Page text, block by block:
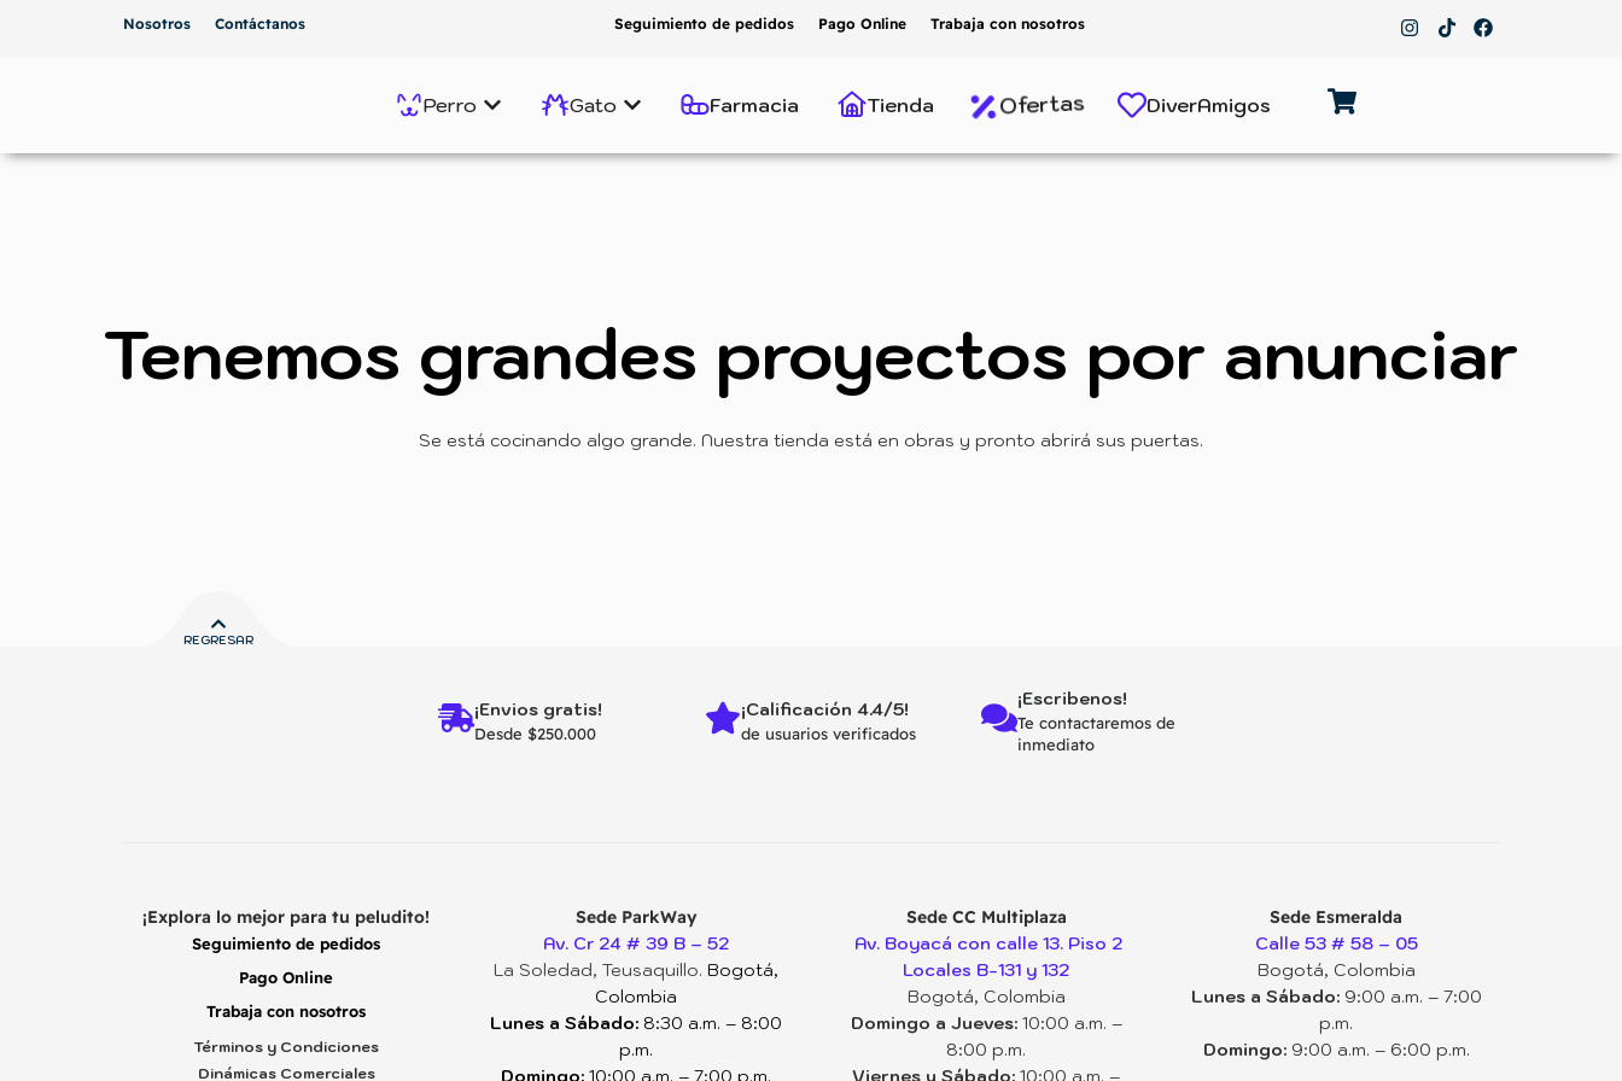
Nosotros Contáctanos Seguimiento de pedidos Pago Online Trabaja con nosotros
Perro Gato Farmacia Tienda Ofertas DiverAmigos
Tenemos grandes proyectos por anunciar
Se está cocinando algo grande. Nuestra tienda está en obras y pronto abrirá sus puertas.
REGRESAR
¡Envios gratis!
Desde $250.000
¡Calificación 4.4/5!
de usuarios verificados
¡Escribenos!
Te contactaremos de
inmediato
¡Explora lo mejor para tu peludito!
Seguimiento de pedidos
Pago Online
Trabaja con nosotros
Términos y Condiciones
Dinámicas Comerciales
Sede ParkWay
Av. Cr 24 # 39 B – 52
La Soledad, Teusaquillo. Bogotá,
Colombia
Lunes a Sábado: 8:30 a.m. – 8:00
p.m.
Domingo: 10:00 a.m. – 7:00 p.m.
Sede CC Multiplaza
Av. Boyacá con calle 13. Piso 2
Locales B-131 y 132
Bogotá, Colombia
Domingo a Jueves:10:00 a.m. –
8:00 p.m.
Viernes y Sábado: 10:00 a.m. –
Sede Esmeralda
Calle 53 # 58 – 05
Bogotá, Colombia
Lunes a Sábado:9:00 a.m. – 7:00
p.m.
Domingo:9:00 a.m. – 6:00 p.m.